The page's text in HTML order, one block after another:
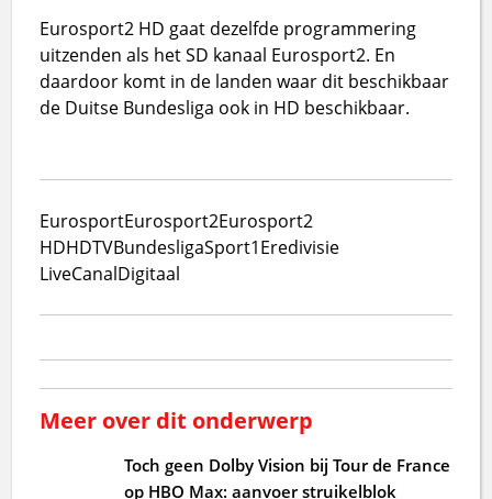
Eurosport2 HD gaat dezelfde programmering
uitzenden als het SD kanaal Eurosport2. En
daardoor komt in de landen waar dit beschikbaar
de Duitse Bundesliga ook in HD beschikbaar.
EurosportEurosport2Eurosport2
HDHDTVBundesligaSport1Eredivisie
LiveCanalDigitaal
Meer over dit onderwerp
Toch geen Dolby Vision bij Tour de France
op HBO Max: aanvoer struikelblok